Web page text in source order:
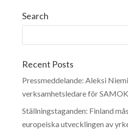
Search
Recent Posts
Pressmeddelande: Aleksi
verksamhetsledare för SAMOK
Ställningstaganden: Finland
europeiska utvecklingen av